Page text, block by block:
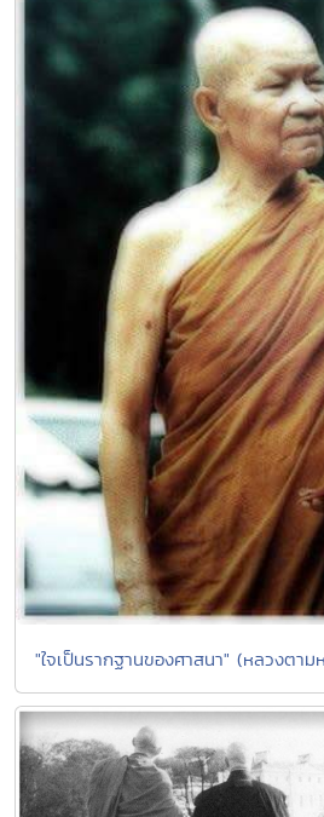
"ใจเป็นรากฐานของศาสนา" (หลวงต